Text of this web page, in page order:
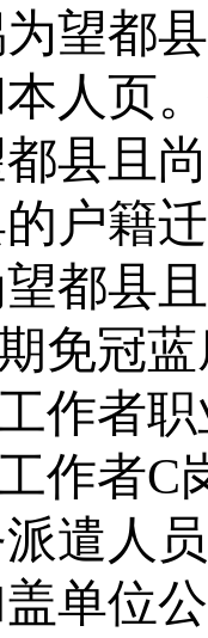
望都
人页
县且
户籍
都县
免冠
作者
作者C
遣人
单位